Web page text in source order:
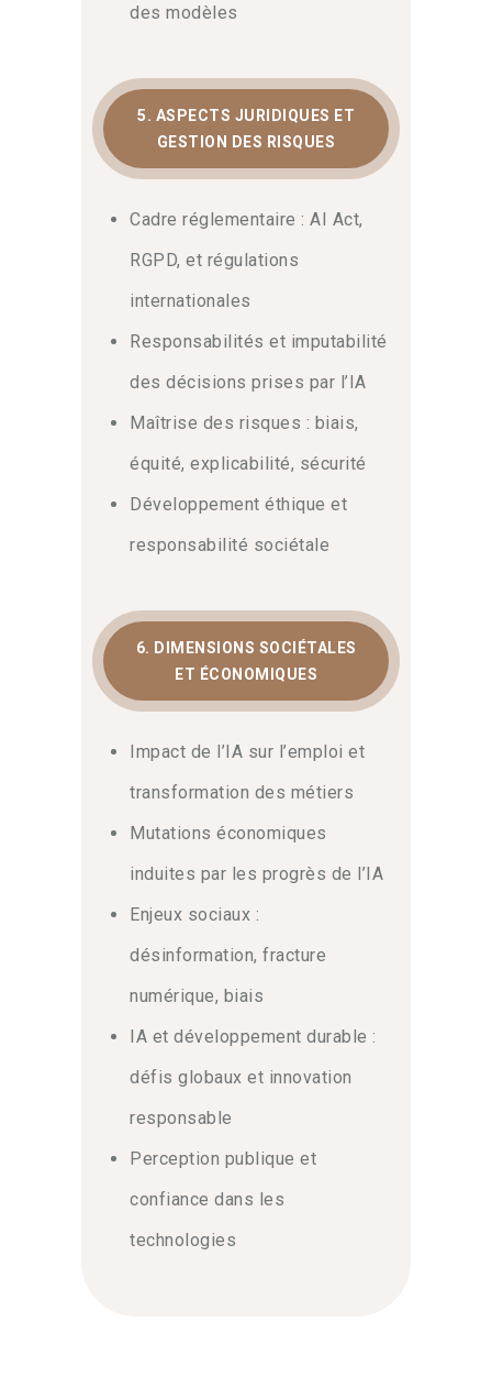
des modèles
5. ASPECTS JURIDIQUES ET
GESTION DES RISQUES
Cadre réglementaire : AI Act,
RGPD, et régulations
internationales
Responsabilités et imputabilité
des décisions prises par l’IA
Maîtrise des risques : biais,
équité, explicabilité, sécurité
Développement éthique et
responsabilité sociétale
6. DIMENSIONS SOCIÉTALES
ET ÉCONOMIQUES
Impact de l’IA sur l’emploi et
transformation des métiers
Mutations économiques
induites par les progrès de l’IA
Enjeux sociaux :
désinformation, fracture
numérique, biais
IA et développement durable :
défis globaux et innovation
responsable
Perception publique et
confiance dans les
technologies